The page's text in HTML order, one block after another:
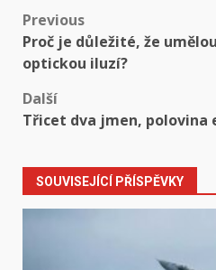
Post
navigation
Previous
Proč je důležité, že
optickou iluzí?
Další
Třicet dva jmen, polovina
SOUVISEJÍCÍ PŘÍSPĚVKY